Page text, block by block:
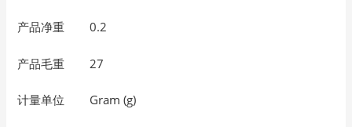
产品净重 0.2
产品毛重 27
计量单位 Gram (g)